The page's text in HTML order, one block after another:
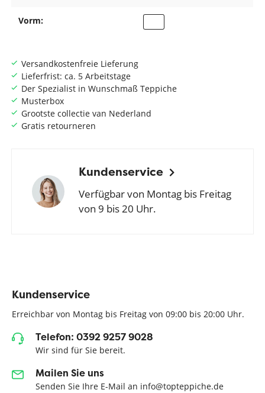
Versandkostenfreie Lieferung
Lieferfrist: ca. 5 Arbeitstage
Der Spezialist in Wunschmaß Teppiche
Musterbox
Grootste collectie van Nederland
Gratis retourneren
Kundenservice
Verfügbar von Montag bis Freitag
von 9 bis 20 Uhr.
Vorm:
Kundenservice
Erreichbar von Montag bis Freitag von 09:00 bis 20:00 Uhr.
Telefon: 0392 9257 9028
Wir sind für Sie bereit.
Mailen Sie uns
Senden Sie Ihre E-Mail an info@topteppiche.de